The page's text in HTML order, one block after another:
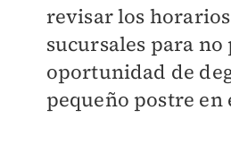
revisar los
sucursales para
oportunidad de
pequeño postre en